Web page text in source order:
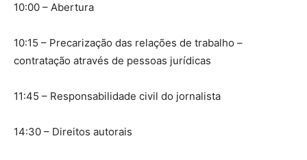
10:00 – Abertura
10:15 – Precarização das relações de trabalho –
contratação através de pessoas jurídicas
11:45 – Responsabilidade civil do jornalista
14:30 – Direitos autorais